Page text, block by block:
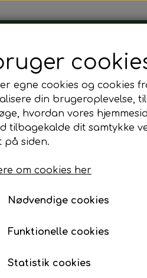
Tårnborg
egne cookies og cookies
din brugeroplevelse,
hvordan vores
tilbagekalde dit samtykke
på siden.
om cookies her
Nødvendige cookies
Funktionelle cookies
Statistik cookies